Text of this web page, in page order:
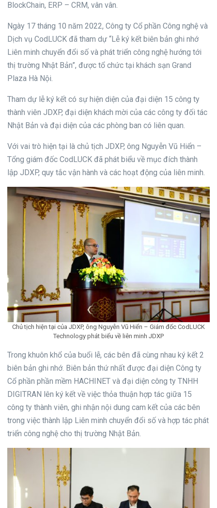
BlockChain, ERP – CRM, vân vân.
Ngày 17 tháng 10 năm 2022, Công ty Cổ phần Công nghệ và
Dịch vụ CodLUCK đã tham dự “Lễ ký kết biên bản ghi nhớ
Liên minh chuyển đổi số và phát triển công nghệ hướng tới
thị trường Nhật Bản”, được tổ chức tại khách sạn Grand
Plaza Hà Nội.
Tham dự lễ ký kết có sự hiện diện của đại diện 15 công ty
thành viên JDXP, đại diện khách mời của các công ty đối tác
Nhật Bản và đại diện của các phòng ban có liên quan.
Với vai trò hiện tại là chủ tịch JDXP, ông Nguyễn Vũ Hiển –
Tổng giám đốc CodLUCK đã phát biểu về mục đích thành
lập JDXP, quy tắc vận hành và các hoạt động của liên minh.
Chủ tịch hiện tại của JDXP, ông Nguyễn Vũ Hiển – Giám đốc CodLUCK
Technology phát biểu về liên minh JDXP
Trong khuôn khổ của buổi lễ, các bên đã cùng nhau ký kết 2
biên bản ghi nhớ. Biên bản thứ nhất được đại diện Công ty
Cổ phần phần mềm HACHINET và đại diện công ty TNHH
DIGITRAN lên ký kết về việc thỏa thuận hợp tác giữa 15
công ty thành viên, ghi nhận nội dung cam kết của các bên
trong việc thành lập Liên minh chuyển đổi số và hợp tác phát
triển công nghệ cho thị trường Nhật Bản.